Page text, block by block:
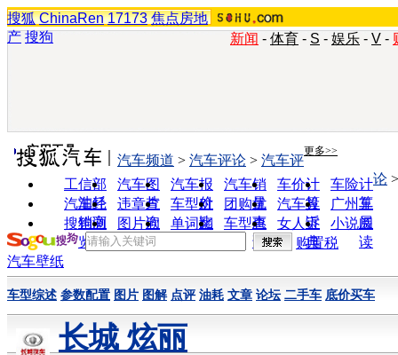
搜狐 ChinaRen 17173 焦点房地
产 搜狗 新闻 - 体育 - S - 娱乐 - V -
实用工具 更多>>
工信部
油耗
汽车图
片
汽车报
价
汽车销
量
车价计
算
车险计
算
汽车经
销商
违章查
询
车型对
比
团购优
惠
汽车投
诉
广州车
展
搜狗浏
览器
图片欣
赏
单词翻
车型查
询
女人宝
典
小说阅
读
汽车频道 > 汽车评论 > 汽车评
论
购置税
汽车壁纸
车型综述 参数配置 图片 图解 点评 油耗 文章 论坛 二手车 底价买车
长城 炫丽